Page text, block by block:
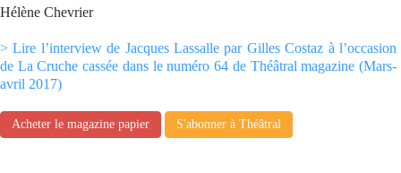
Hélène Chevrier
> Lire l’interview de Jacques Lassalle par Gilles Costaz à l’occasion
de La Cruche cassée dans le numéro 64 de Théâtral magazine (Mars-
avril 2017)
Acheter le magazine papier S'abonner à Théâtral